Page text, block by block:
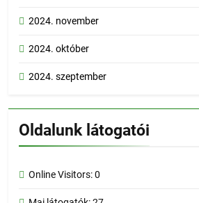
2024. november
2024. október
2024. szeptember
Oldalunk látogatói
Online Visitors:0